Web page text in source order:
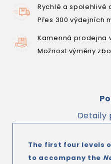
Rychlé a spolehlivé
Přes 300 výdejních
Kamenná prodejna
Možnost výměny
Detaily
The first four levels
to accompany the